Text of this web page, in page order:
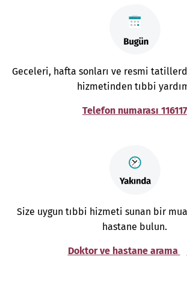
Geceleri, hafta sonları ve resmi
hizmetinden tıbbi
Telefon numarası 116117
Size uygun tıbbi hizmeti sunan bir
hastane bulun.
Doktor ve hastane arama